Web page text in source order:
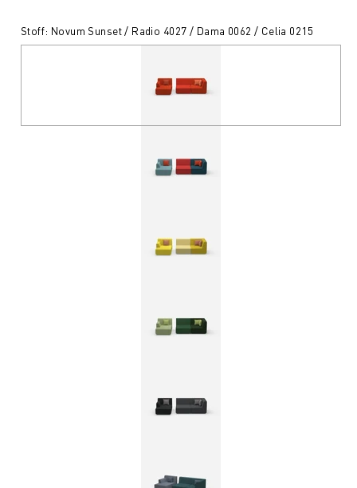
Stoff: Novum Sunset / Radio 4027 / Dama 0062 / Celia 0215